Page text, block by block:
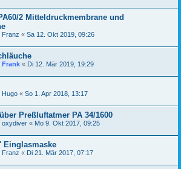
2 Mitteldruckmembrane und
Franz « Sa 12. Okt 2019, 09:26
Frank « Di 12. Mär 2019, 19:29
Hugo « So 1. Apr 2018, 13:17
Preßluftatmer PA 34/1600
oxydiver « Mo 9. Okt 2017, 09:25
Einglasmaske
Franz « Di 21. Mär 2017, 07:17